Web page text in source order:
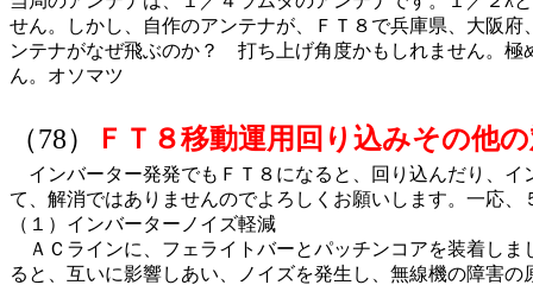
せん。しかし、自作のアンテナが、ＦＴ８で兵庫県、大阪
ンテナがなぜ飛ぶのか？ 打ち上げ角度かもしれません。
ん。オソマツ
（78） ＦＴ８移動運用回り込みその他
インバーター発発でもＦＴ８になると、回り込んだり、
て、解消ではありませんのでよろしくお願いします。一応、
（１）インバーターノイズ軽減
ＡＣラインに、フェライトバーとパッチンコアを装着し
ると、互いに影響しあい、ノイズを発生し、無線機の障害